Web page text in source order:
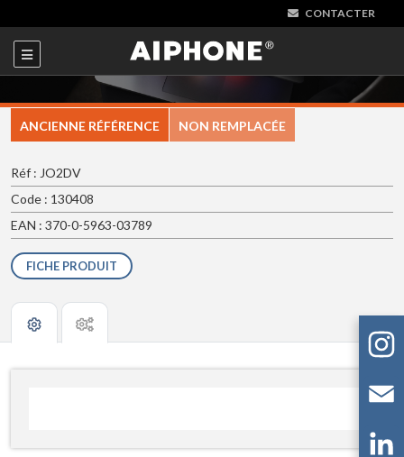
CONTACTER
ANCIENNE RÉFÉRENCE NON REMPLACÉE
Réf : JO2DV
Code : 130408
EAN : 370-0-5963-03789
FICHE PRODUIT